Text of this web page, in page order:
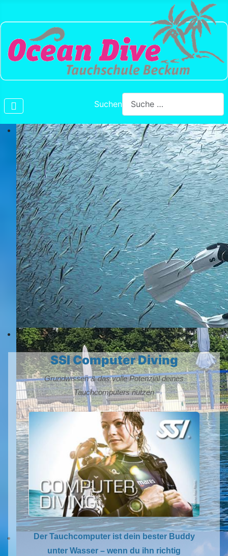
Suchen
SSI Computer Diving
Grundwissen & das volle Potenzial deines
Tauchcomputers nutzen
Der Tauchcomputer ist dein bester Buddy
unter Wasser – wenn du ihn richtig